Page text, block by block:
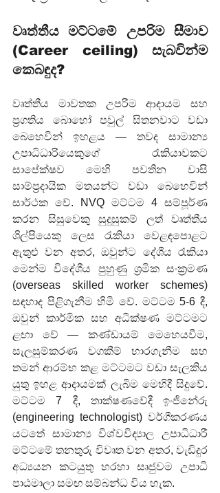
වෘත්තීය මට්ටමේ උපරිම සීමාව
(Career ceiling) සැබවින්ම
කෙබඳුද?
වෘත්තීය මාවතක උපරිම ආදායම සහ
ප්‍රගතිය බොහෝ පවුල් සිතනවාට වඩා
බෙහෙවින් ඉහළය — තවද සාමාන්‍ය
උපාධිධාරියෙකුගේ රැකියාවකට
සාපේක්ෂව මෙහි පවතින වාසි
සාම්ප්‍රදායික මතයන්ට වඩා බෙහෙවින්
සාර්ථක වේ. NVQ මට්ටම 4 සම්පූර්ණ
කරන සිසුවෙකු සුදුසුකම් ලත් වෘත්තීය
ශිල්පියෙකු ලෙස රැකියා වෙළඳපොළට
ඇතුළු වන අතර, ඔවුන්ට දේශීය රැකියා
මෙන්ම විදේශීය පුහුණු ශ්‍රමික සංක්‍රමණ
(overseas skilled worker schemes)
සඳහාද පිළිගැනීම හිමි වේ. මට්ටම 5-6 දී,
ඔවුන් කාර්මික සහ අධීක්ෂණ මට්ටමට
ළඟා වේ — කණ්ඩායම් මෙහෙයවීම,
සැලසුම්කරණ වගකීම් භාරගැනීම සහ
තමන් ආරම්භ කළ මට්ටමට වඩා සැලකිය
යුතු ඉහළ ආදායමක් ලැබීම මෙහිදී සිදුවේ.
මට්ටම 7 දී, තාක්ෂණවේදී ඉංජිනේරු
(engineering technologist) වර්ගීකරණය
යටතේ සාමාන්‍ය විශ්වවිද්‍යාල උපාධිධාරී
මට්ටමේ තනතුරු විවෘත වන අතර, වැඩිදුර
අධ්‍යයන කටයුතු හරහා සෘජුවම උපාධි
පාඨමාලා සමඟ සම්බන්ධ විය හැක.